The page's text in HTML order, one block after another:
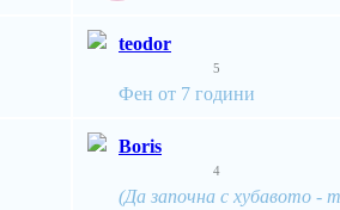
teodor
5
Фен от 7 години
Boris
4
(Да започна с хубавото -